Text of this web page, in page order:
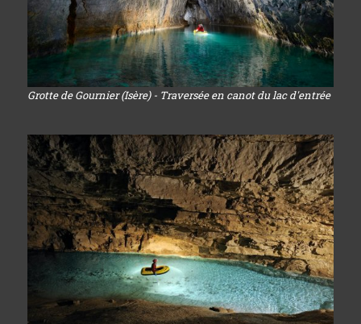
Grotte de Gournier (Isère) - Traversée en canot du lac d'entrée